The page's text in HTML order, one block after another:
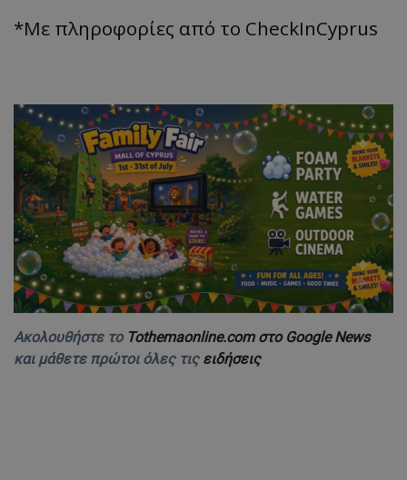
*Με πληροφορίες από το CheckInCyprus
Ακολουθήστε το Tothemaonline.com στο Google News
και μάθετε πρώτοι όλες τις ειδήσεις